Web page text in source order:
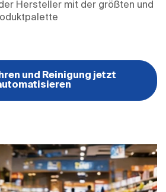
Hersteller mit der größten und
und Reinigung jetzt